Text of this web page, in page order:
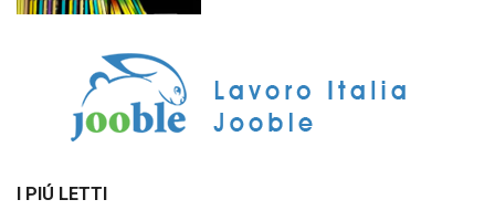
I PIÚ LETTI